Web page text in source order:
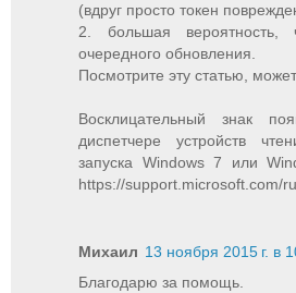
(вдруг просто токен
2. большая
очередного обновления.
Посмотрите эту статью,
Восклицательный знак
диспетчере устройств
запуска Windows 7 или
https://support.microsoft.com/
Михаил 13 ноября 2015 г. в
Благодарю за помощь.